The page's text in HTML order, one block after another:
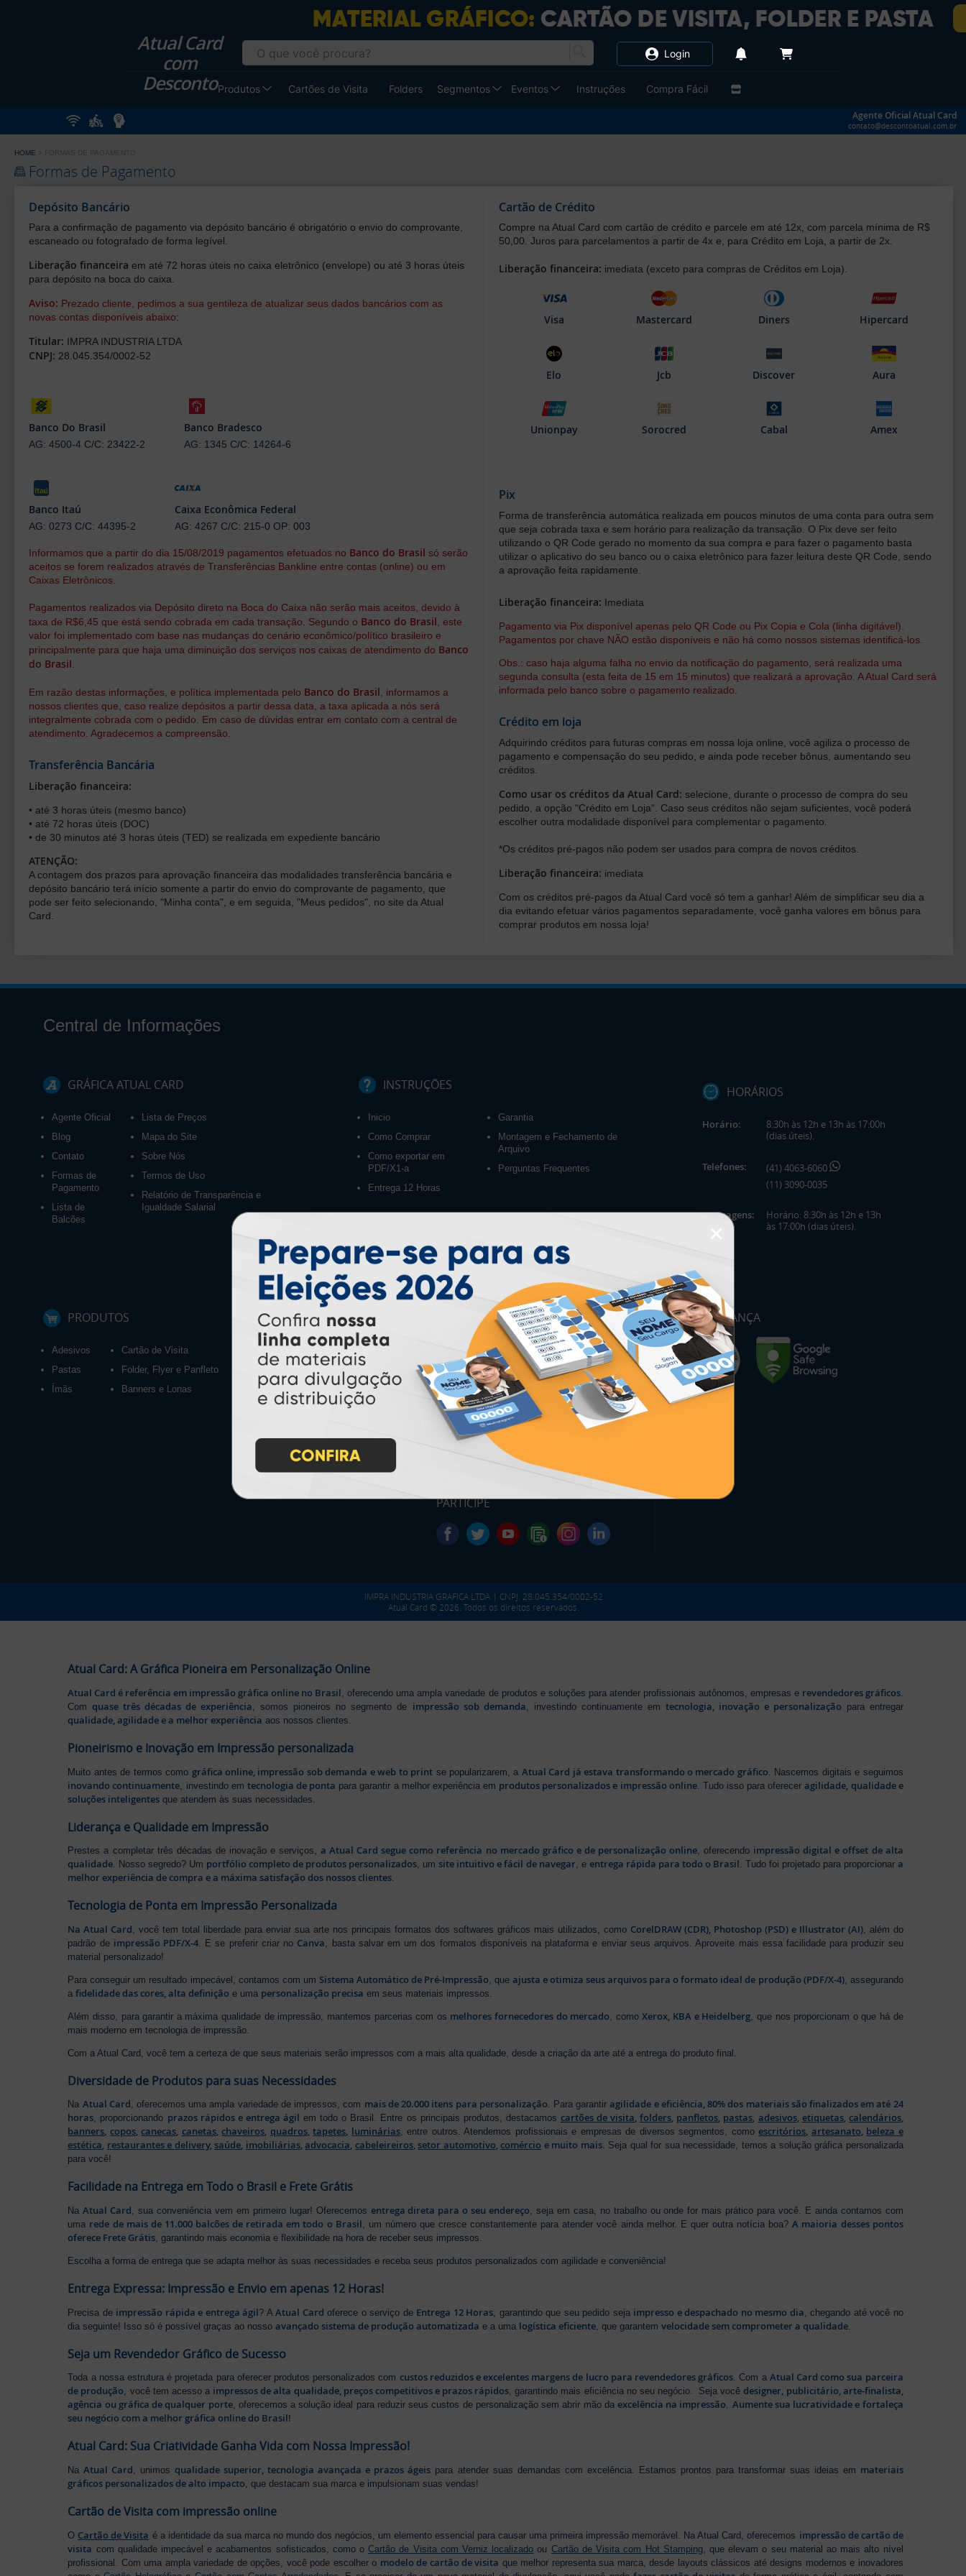
Atual Card
com
DescontoProdutos Cartões de Visita Folders Segmentos Eventos Instruções Compra Fácil
Login
Agente Oficial Atual Card
contato@descontoatual.com.br
HOME FORMAS DE PAGAMENTO
Formas de Pagamento
Depósito Bancário
Para a confirmação de pagamento via depósito bancário é obrigatório o envio do comprovante,
escaneado ou fotografado de forma legível.
Liberação financeira em até 72 horas úteis no caixa eletrônico (envelope) ou até 3 horas úteis
para depósito na boca do caixa.
Aviso: Prezado cliente, pedimos a sua gentileza de atualizar seus dados bancários com as
novas contas disponíveis abaixo:
Titular: IMPRA INDUSTRIA LTDA
CNPJ: 28.045.354/0002-52
Banco Do Brasil
AG: 4500-4 C/C: 23422-2
Banco Bradesco
AG: 1345 C/C: 14264-6
Banco Itaú
AG: 0273 C/C: 44395-2
Caixa Econômica Federal
AG: 4267 C/C: 215-0 OP: 003
Informamos que a partir do dia 15/08/2019 pagamentos efetuados no Banco do Brasil só serão
aceitos se forem realizados através de Transferências Bankline entre contas (online) ou em
Caixas Eletrônicos.
Pagamentos realizados via Depósito direto na Boca do Caixa não serão mais aceitos, devido à
taxa de R$6,45 que está sendo cobrada em cada transação. Segundo o Banco do Brasil , este
valor foi implementado com base nas mudanças do cenário econômico/político brasileiro e
principalmente para que haja uma diminuição dos serviços nos caixas de atendimento do Banco
do Brasil
Em razão destas informações, e política implementada pelo Banco do Brasil , informamos a
nossos clientes que, caso realize depósitos a partir dessa data, a taxa aplicada a nós será
integralmente cobrada com o pedido. Em caso de dúvidas entrar em contato com a central de
atendimento. Agradecemos a compreensão.
Transferência Bancária
Liberação financeira:
• até 3 horas úteis (mesmo banco)
• até 72 horas úteis (DOC)
• de 30 minutos até 3 horas úteis (TED) se realizada em expediente bancário
ATENÇÃO:
A contagem dos prazos para aprovação financeira das modalidades transferência bancária e
depósito bancário terá início somente a partir do envio do comprovante de pagamento, que
pode ser feito selecionando, "Minha conta", e em seguida, "Meus pedidos", no site da Atual
Card.
Cartão de Crédito
Compre na Atual Card com cartão de crédito e parcele em até 12x, com parcela mínima de R$
50,00. Juros para parcelamentos a partir de 4x e, para Crédito em Loja, a partir de 2x.
Liberação financeira: imediata (exceto para compras de Créditos em Loja).
Visa Mastercard Diners Hipercard
Elo Jcb Discover Aura
Unionpay Sorocred Cabal Amex
Pix
Forma de transferência automática realizada em poucos minutos de uma conta para outra sem
que seja cobrada taxa e sem horário para realização da transação. O Pix deve ser feito
utilizando o QR Code gerado no momento da sua compra e para fazer o pagamento basta
utilizar o aplicativo do seu banco ou o caixa eletrônico para fazer leitura deste QR Code, sendo
a aprovação feita rapidamente.
Liberação financeira: Imediata
Pagamento via Pix disponível apenas pelo QR Code ou Pix Copia e Cola (linha digitável).
Pagamentos por chave NÃO estão disponíveis e não há como nossos sistemas identificá-los.
Obs.: caso haja alguma falha no envio da notificação do pagamento, será realizada uma
segunda consulta (esta feita de 15 em 15 minutos) que realizará a aprovação. A Atual Card será
informada pelo banco sobre o pagamento realizado.
Crédito em loja
Adquirindo créditos para futuras compras em nossa loja online, você agiliza o processo de
pagamento e compensação do seu pedido, e ainda pode receber bônus, aumentando seu
créditos.
Como usar os créditos da Atual Card: selecione, durante o processo de compra do seu
pedido, a opção "Crédito em Loja". Caso seus créditos não sejam suficientes, você poderá
escolher outra modalidade disponível para complementar o pagamento.
*Os créditos pré-pagos não podem ser usados para compra de novos créditos.
Liberação financeira: imediata
Com os créditos pré-pagos da Atual Card você só tem a ganhar! Além de simplificar seu dia a
dia evitando efetuar vários pagamentos separadamente, você ganha valores em bônus para
comprar produtos em nossa loja!
Central de Informações
GRÁFICA ATUAL CARD
Agente Oficial
Blog
Contato
Formas de
Pagamento
Lista de
Balcões
Lista de Preços
Mapa do Site
Sobre Nós
Termos de Uso
Relatório de Transparência e
Igualdade Salarial
INSTRUÇÕES
Inicio
Como Comprar
Como exportar em
PDF/X1-a
Entrega 12 Horas
Garantia
Montagem e Fechamento de
Arquivo
Perguntas Frequentes
HORÁRIOS
Horário:
8:30h às 12h e 13h às 17:00h
(dias úteis).
Telefones:
(41) 4063-6060
(11) 3090-0035
Mensagens:
Horário: 8:30h às 12h e 13h
às 17:00h (dias úteis).
PRODUTOS
Adesivos
Pastas
Ímãs
Cartão de Visita
Folder, Flyer e Panfleto
Banners e Lonas
Calendários 2027
PAGUE COM
* Pagamento com cartão de crédito terá valor adicional.
** Pagamentos a prazo poderão ter acréscimo.
*** Nota fiscal sujeita a emissão de acordo com prestador de
serviço, conforme legislação pertinente.
PARTICIPE
SEGURANÇA
IMPRA INDUSTRIA GRAFICA LTDA | CNPJ: 28.045.354/0002-52
Atual Card © 2026. Todos os direitos reservados.
Atual Card: A Gráfica Pioneira em Personalização Online
Atual Card é referência em impressão gráfica online no Brasil , oferecendo uma ampla variedade de produtos e soluções para atender profissionais autônomos, empresas e revendedores gráficos.
Comquase três décadas de experiência , somos pioneiros no segmento de impressão sob demanda , investindo continuamente em tecnologia, inovação e personalização para entregar
qualidade, agilidade e a melhor experiência aos nossos clientes.
Pioneirismo e Inovação em Impressão personalizada
Muito antes de termos como gráfica online, impressão sob demanda e web to print se popularizarem, a Atual Card já estava transformando o mercado gráfico . Nascemos digitais e seguimos
inovando continuamente , investindo em tecnologia de ponta para garantir a melhor experiência em produtos personalizados e impressão online. Tudo isso para ofereceragilidade, qualidade e
soluções inteligentes que atendem às suas necessidades.
Liderança e Qualidade em Impressão
Prestes a completar três décadas de inovação e serviços,a Atual Card segue como referência no mercado gráfico e de personalização online, oferecendo impressão digital e offset de alta
qualidade. Nosso segredo? Um portfólio completo de produtos personalizados, um site intuitivo e fácil de navegar, e entrega rápida para todo o Brasil. Tudo foi projetado para proporcionar a
melhor experiência de compra e a máxima satisfação dos nossos clientes.
Tecnologia de Ponta em Impressão Personalizada
Na Atual Card, você tem total liberdade para enviar sua arte nos principais formatos dos softwares gráficos mais utilizados, como CorelDRAW (CDR), Photoshop (PSD) e Illustrator (AI), além do
padrão de impressão PDF/X-4. E se preferir criar no Canva, basta salvar em um dos formatos disponíveis na plataforma e enviar seus arquivos. Aproveite mais essa facilidade para produzir seu
material personalizado!
Para conseguir um resultado impecável, contamos com um Sistema Automático de Pré-Impressão , queajusta e otimiza seus arquivos para o formato ideal de produção (PDF/X-4), assegurando
afidelidade das cores, alta definição e uma personalização precisa em seus materiais impressos.
Além disso, para garantir a máxima qualidade de impressão, mantemos parcerias com os melhores fornecedores do mercado , comoXerox, KBA e Heidelberg , que nos proporcionam o que há de
mais moderno em tecnologia de impressão.
Com a Atual Card, você tem a certeza de que seus materiais serão impressos com a mais alta qualidade, desde a criação da arte até a entrega do produto final.
Diversidade de Produtos para suas Necessidades
Na Atual Card, oferecemos uma ampla variedade de impressos, com mais de 20.000 itens para personalização. Para garantiragilidade e eficiência, 80% dos materiais são finalizados em até 24
horas, proporcionando prazos rápidos e entrega ágil em todo o Brasil. Entre os principais produtos, destacamos cartões de visita,folders, panfletos, pastas, adesivos, etiquetas, calendários,
banners, copos,canecas, canetas,chaveiros, quadros,tapetes, luminárias, entre outros. Atendemos profissionais e empresas de diversos segmentos, comoescritórios, artesanato, beleza e
estética, restaurantes e delivery, saúde, imobiliárias,advocacia, cabeleireiros, setor automotivo,comércio e muito mais. Seja qual for sua necessidade, temos a solução gráfica personalizada
para você!
Facilidade na Entrega em Todo o Brasil e Frete Grátis
NaAtual Card, sua conveniência vem em primeiro lugar! Oferecemos entrega direta para o seu endereço, seja em casa, no trabalho ou onde for mais prático para você. E ainda contamos com
uma rede de mais de 11.000 balcões de retirada em todo o Brasil, um número que cresce constantemente para atender você ainda melhor. E quer outra notícia boa?A maioria desses pontos
oferece Frete Grátis, garantindo mais economia e flexibilidade na hora de receber seus impressos.
Escolha a forma de entrega que se adapta melhor às suas necessidades e receba seus produtos personalizados com agilidade e conveniência!
Entrega Expressa: Impressão e Envio em apenas 12 Horas!
Precisa de impressão rápida e entrega ágil? AAtual Card oferece o serviço de Entrega 12 Horas , garantindo que seu pedido seja impresso e despachado no mesmo dia , chegando até você no
dia seguinte! Isso só é possível graças ao nossoavançado sistema de produção automatizada e a uma logística eficiente , que garantemvelocidade sem comprometer a qualidade
Seja um Revendedor Gráfico de Sucesso
Toda a nossa estrutura é projetada para oferecer produtos personalizados com custos reduzidos e excelentes margens de lucro para revendedores gráficos. Com a Atual Card como sua parceira
de produção, você tem acesso a impressos de alta qualidade, preços competitivos e prazos rápidos, garantindo mais eficiência no seu negócio. Seja vocêdesigner, publicitário, arte-finalista,
agência ou gráfica de qualquer porte, oferecemos a solução ideal para reduzir seus custos de personalização sem abrir mão daexcelência na impressão. Aumente sua lucratividade e fortaleça
seu negócio com a melhor gráfica online do Brasil!
Atual Card: Sua Criatividade Ganha Vida com Nossa Impressão!
NaAtual Card, unimosqualidade superior, tecnologia avançada e prazos ágeis para atender suas demandas com excelência. Estamos prontos para transformar suas ideias em materiais
gráficos personalizados de alto impacto, que destacam sua marca e impulsionam suas vendas!
Cartão de Visita com impressão online
O Cartão de Visita é a identidade da sua marca no mundo dos negócios, um elemento essencial para causar uma primeira impressão memorável. Na Atual Card, oferecemos impressão de cartão de
visita com qualidade impecável e acabamentos sofisticados, como oCartão de Visita com Verniz localizado ou Cartão de Visita com Hot Stamping, que elevam o seu material ao mais alto nível
profissional. Com uma ampla variedade de opções, você pode escolher o modelo de cartão de visita que melhor representa sua marca, desde layouts clássicos até designs modernos e inovadores